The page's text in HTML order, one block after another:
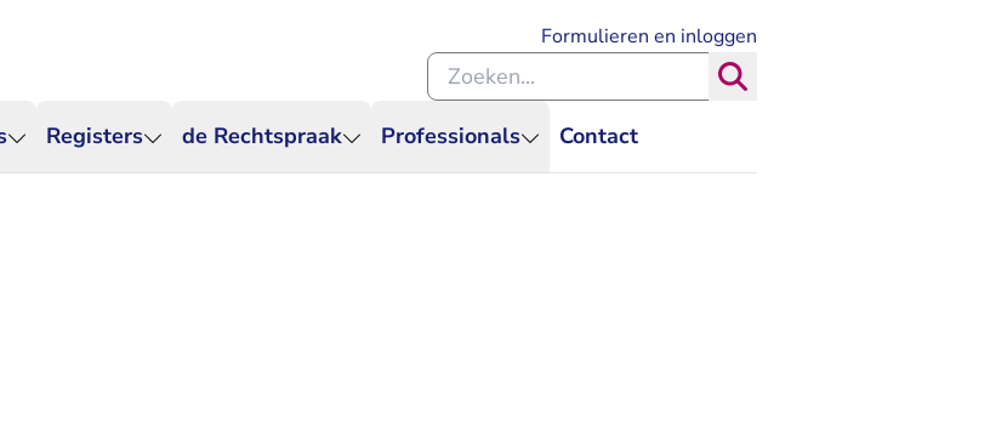
Registers de Rechtspraak Professionals Contact
Formulieren en inloggen
Zoeken binnen de Rechtspraak